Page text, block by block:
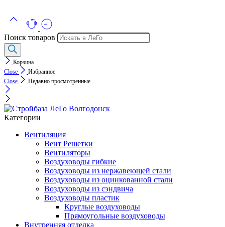
Поиск товаров
Корзина
Close
Избранное
Close
Недавно просмотренные
Категории
Вентиляция
Вент Решетки
Вентиляторы
Воздуховоды гибкие
Воздуховоды из нержавеющей стали
Воздуховоды из оцинкованной стали
Воздуховоды из сэндвича
Воздуховоды пластик
Круглые воздуховоды
Прямоугольные воздуховоды
Внутренняя отделка